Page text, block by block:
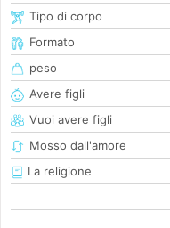
Tipo di corpo
Formato
peso
Avere figli
Vuoi avere figli
Mosso dall'amore
La religione